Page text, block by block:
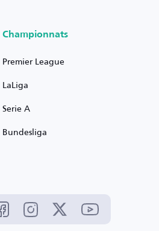
Championnats
Premier League
LaLiga
Serie A
Bundesliga